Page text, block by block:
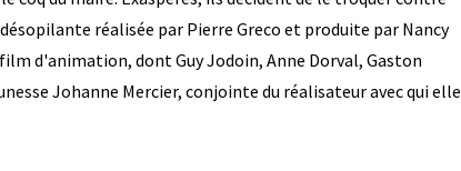
réalisée par Pierre Greco et produite par Nancy
d'animation, dont Guy Jodoin, Anne Dorval, Gaston
Johanne Mercier, conjointe du réalisateur avec qui elle